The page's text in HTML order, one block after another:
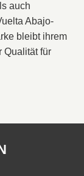
auch
Abajo-
bleibt ihrem
Qualität für